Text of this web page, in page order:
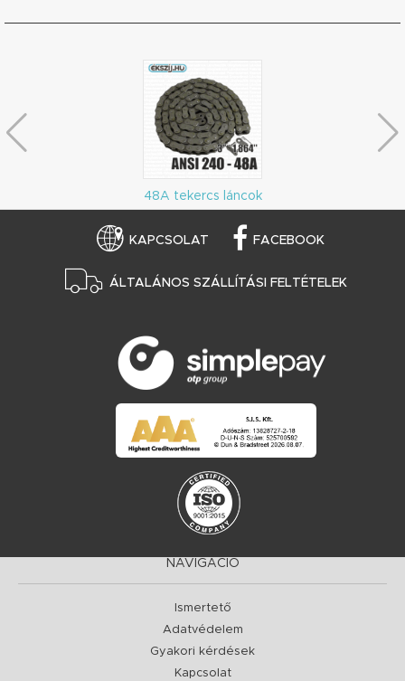
48A tekercs láncok
KAPCSOLAT FACEBOOK
ÁLTALÁNOS SZÁLLÍTÁSI FELTÉTELEK
NAVIGÁCIÓ
Ismertető
Adatvédelem
Gyakori kérdések
Kapcsolat